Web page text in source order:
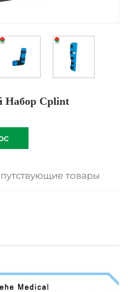
Набор Сplint
товары